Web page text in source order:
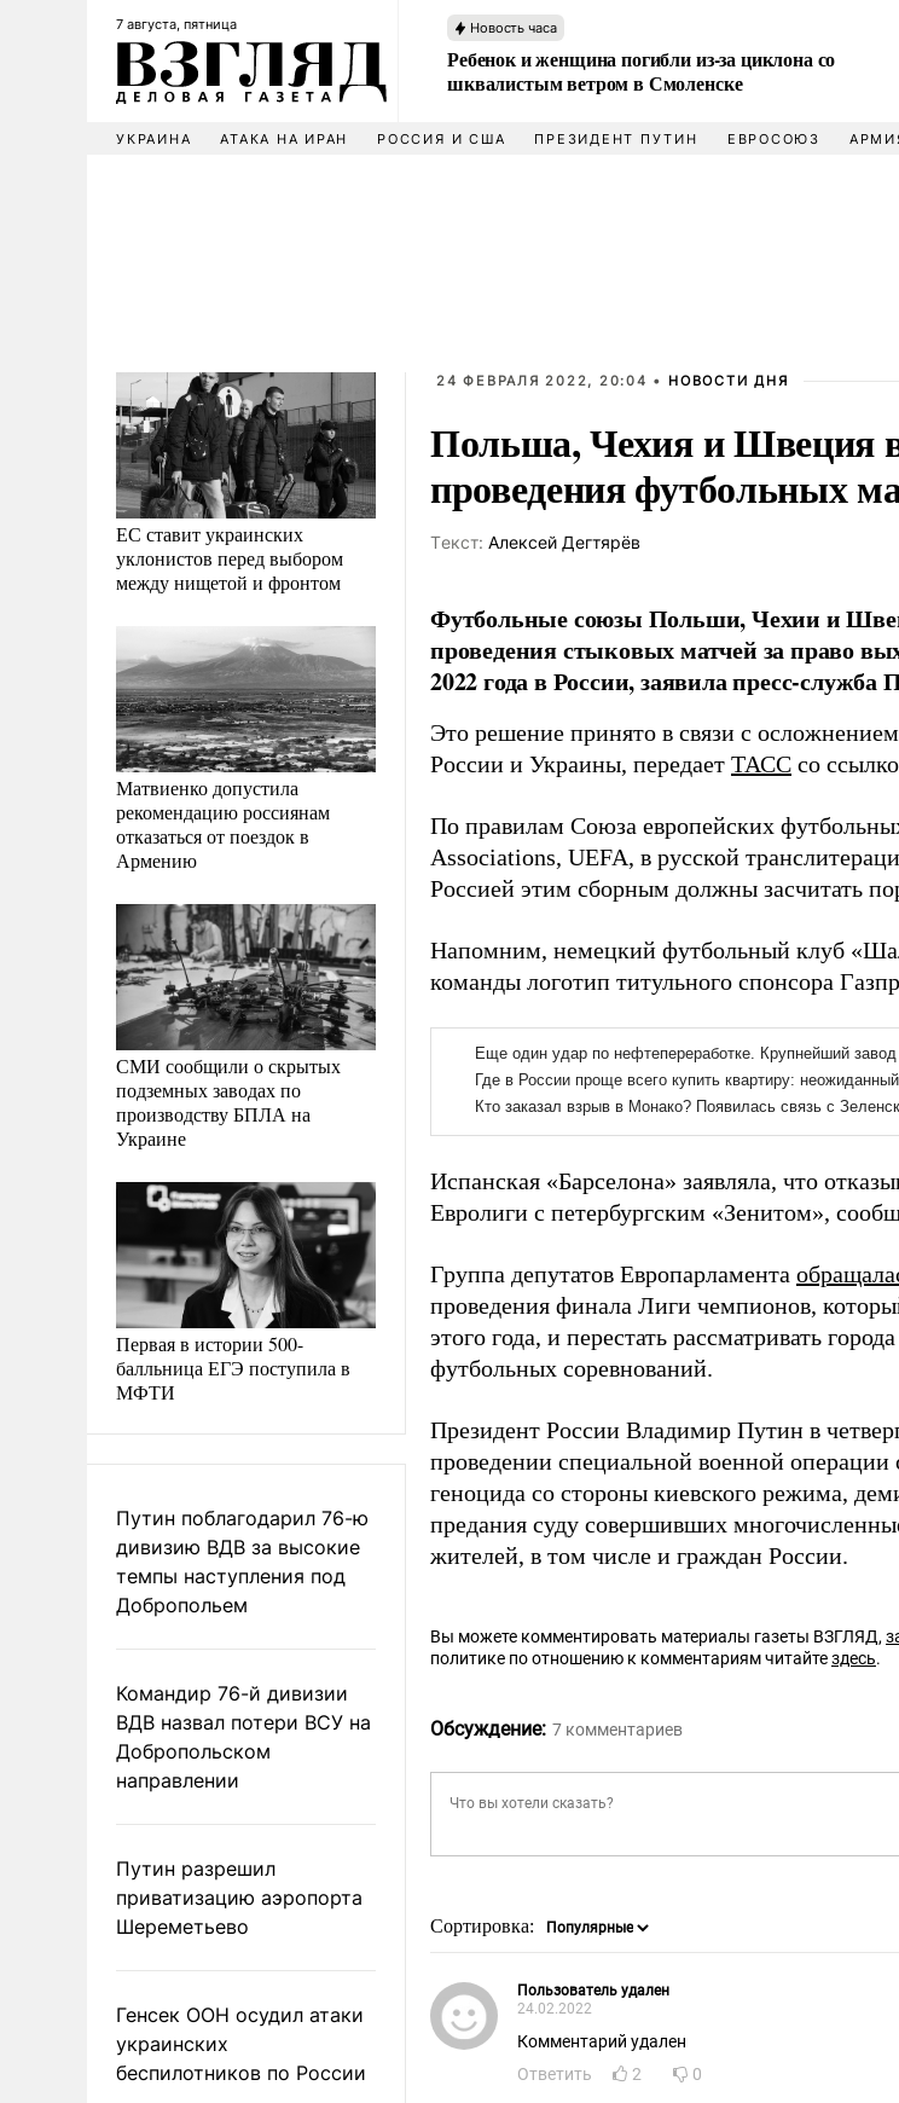
7 августа, пятница Новость часа
Ребенок и женщина погибли из-за циклона со
шквалистым ветром в Смоленске
УКРАИНА АТАКА НА ИРАН РОССИЯ И США ПРЕЗИДЕНТ ПУТИН ЕВРОСОЮЗ
ЕС ставит украинских
уклонистов перед выбором
между нищетой и фронтом
Матвиенко допустила
рекомендацию россиянам
отказаться от поездок в
Армению
СМИ сообщили о скрытых
подземных заводах по
производству БПЛА на
Украине
Первая в истории 500-
балльница ЕГЭ поступила в
МФТИ
Путин поблагодарил 76-ю
дивизию ВДВ за высокие
темпы наступления под
Добропольем
Командир 76-й дивизии
ВДВ назвал потери ВСУ на
Добропольском
направлении
Путин разрешил
приватизацию аэропорта
Шереметьево
Генсек ООН осудил атаки
украинских
беспилотников по России
24 ФЕВРАЛЯ 2022, 20:04 • НОВОСТИ ДНЯ
Польша, Чехия и Швеция
проведения футбольных
Tекст: Алексей Дегтярёв
Футбольные союзы Польши, Чехии и
проведения стыковых матчей за право
2022 года в России, заявила пресс-служба
Это решение принято в связи с
России и Украины, передает ТАСС со
По правилам Союза европейских
Associations, UEFA, в русской
Россией этим сборным должны засчитать
Напомним, немецкий футбольный клуб
команды логотип титульного спонсора
Испанская «Барселона» заявляла, что
Евролиги с петербургским «Зенитом»,
Группа депутатов Европарламента
проведения финала Лиги чемпионов,
этого года, и перестать рассматривать
футбольных соревнований.
Президент России Владимир Путин в
проведении специальной военной
геноцида со стороны киевского режима,
предания суду совершивших
жителей, в том числе и граждан России.
Вы можете комментировать материалы газеты ВЗГЛЯД,
политике по отношению к комментариям читайтездесь.
Обсуждение: 7 комментариев
Сортировка:
Пользователь удален
24.02.2022
Комментарий удален
Ответить
2 0